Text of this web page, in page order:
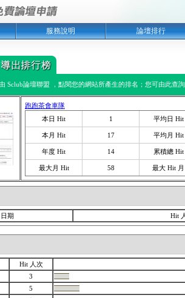
服務說明 論壇排行
Sclub論壇聯盟 ，點閱您的網站所產生的排名；您可由此查
跑跑茶會車隊
本日 Hit
1 平均日 Hit
本月 Hit 17 平均月 Hit
年度 Hit 14 累積總 Hit
最大月 Hit 58 最大 Hit 月
日期 Hit
Hit 人次
3
5